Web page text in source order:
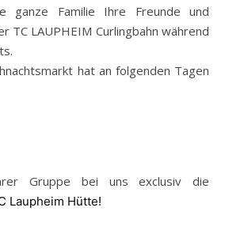
ganze Familie Ihre Freunde und
TC LAUPHEIM Curlingbahn während
hat an folgenden Tagen
Gruppe bei uns exclusiv die
Laupheim Hütte!